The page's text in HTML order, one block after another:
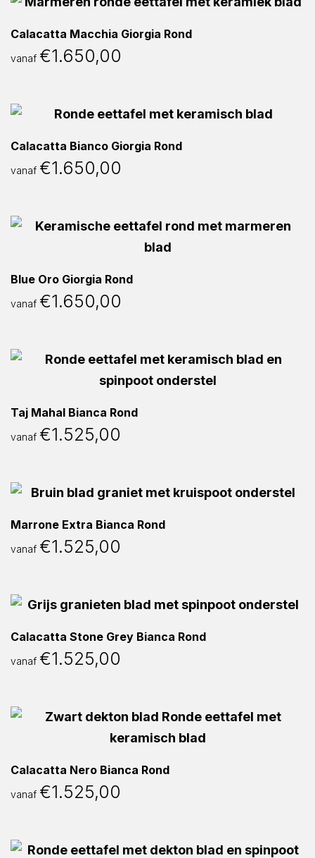
Calacatta Macchia Giorgia Rond
vanaf €1.650,00
Calacatta Bianco Giorgia Rond
vanaf €1.650,00
Blue Oro Giorgia Rond
vanaf €1.650,00
Taj Mahal Bianca Rond
vanaf €1.525,00
Marrone Extra Bianca Rond
vanaf €1.525,00
Calacatta Stone Grey Bianca Rond
vanaf €1.525,00
Calacatta Nero Bianca Rond
vanaf €1.525,00